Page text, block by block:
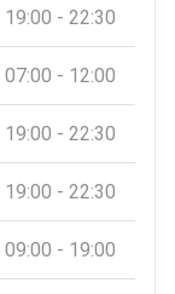
19:00 - 22:30
07:00 - 12:00
19:00 - 22:30
19:00 - 22:30
09:00 - 19:00